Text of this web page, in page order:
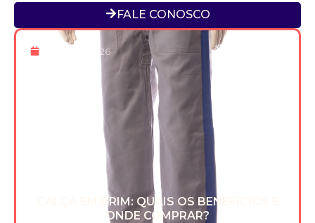
FALE CONOSCO
22 De Jan 2026
CALÇA EM BRIM: QUAIS OS BENEFÍCIOS E
ONDE COMPRAR?